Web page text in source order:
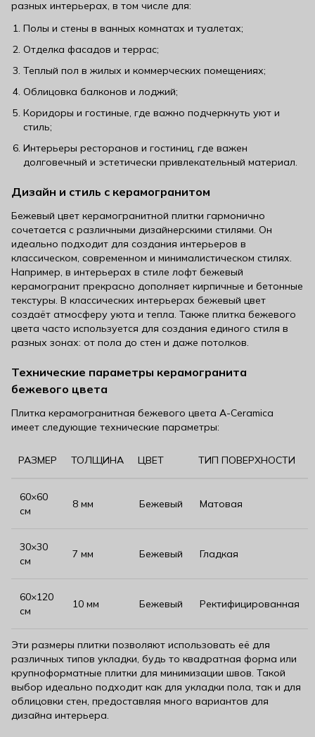
разных интерьерах, в том числе для:
Полы и стены в ванных комнатах и туалетах;
Отделка фасадов и террас;
Теплый пол в жилых и коммерческих помещениях;
Облицовка балконов и лоджий;
Коридоры и гостиные, где важно подчеркнуть уют и
стиль;
Интерьеры ресторанов и гостиниц, где важен
долговечный и эстетически привлекательный материал.
Дизайн и стиль с керамогранитом
Бежевый цвет керамогранитной плитки гармонично
сочетается с различными дизайнерскими стилями. Он
идеально подходит для создания интерьеров в
классическом, современном и минималистическом стилях.
Например, в интерьерах в стиле лофт бежевый
керамогранит прекрасно дополняет кирпичные и бетонные
текстуры. В классических интерьерах бежевый цвет
создаёт атмосферу уюта и тепла. Также плитка бежевого
цвета часто используется для создания единого стиля в
разных зонах: от пола до стен и даже потолков.
Технические параметры керамогранита
бежевого цвета
Плитка керамогранитная бежевого цвета A-Ceramica
имеет следующие технические параметры:
РАЗМЕР ТОЛЩИНА ЦВЕТ ТИП ПОВЕРХНОСТИ
60×60
см
8 мм Бежевый Матовая
30×30
см
7 мм Бежевый Гладкая
60×120
см
10 мм Бежевый Ректифицированная
Эти размеры плитки позволяют использовать её для
различных типов укладки, будь то квадратная форма или
крупноформатные плитки для минимизации швов. Такой
выбор идеально подходит как для укладки пола, так и для
облицовки стен, предоставляя много вариантов для
дизайна интерьера.